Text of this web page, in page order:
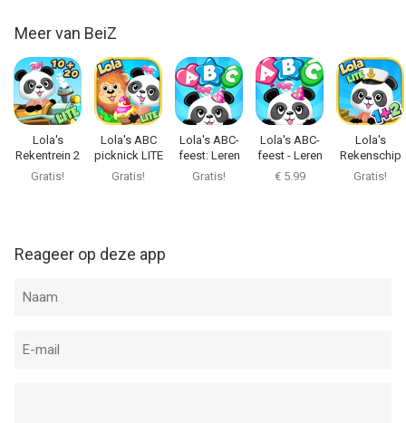
Meer van BeiZ
Lola's
Rekentrein 2
LITE
Gratis!
Lola's ABC
picknick LITE
Gratis!
Lola's ABC-
feest: Leren
lezen
Gratis!
Lola's ABC-
feest - Leren
lezen
€ 5.99
Lola's
Rekenschip
LITE
Gratis!
Reageer op deze app